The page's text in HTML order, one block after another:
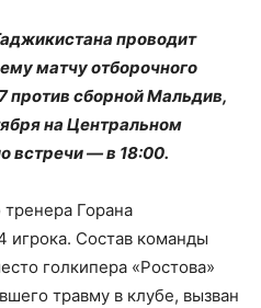
проводит
матчу отборочного
против сборной Мальдив,
на Центральном
встречи — в 18:00.
Горана
игрока. Состав команды
голкипера «Ростова»
травму в клубе, вызван